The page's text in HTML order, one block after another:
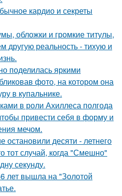
кардио и секреты
обложки и громкие титулы,
другую реальность - тихую и
поделилась яркими
фото, на котором она
в купальнике.
в роли Ахиллеса полгода
привести себя в форму и
мечом.
десяти - летнего
тот случай, когда "Смешно"
секунду.
лет вышла на "Золотой